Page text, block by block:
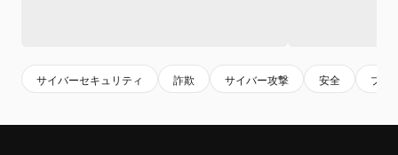
サイバーセキュリティ 詐欺 サイバー攻撃 安全 プラ